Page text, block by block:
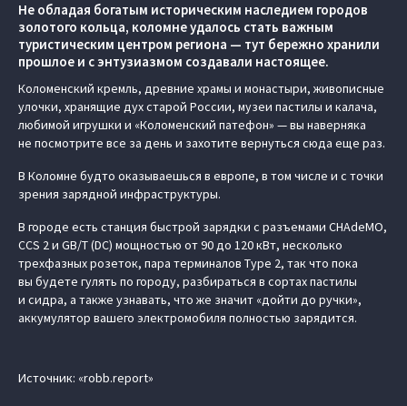
Не обладая богатым историческим наследием городов
золотого кольца, коломне удалось стать важным
туристическим центром региона — тут бережно хранили
прошлое и с энтузиазмом создавали настоящее.
Коломенский кремль, древние храмы и монастыри, живописные
улочки, хранящие дух старой России, музеи пастилы и калача,
любимой игрушки и «Коломенский патефон» — вы наверняка
не посмотрите все за день и захотите вернуться сюда еще раз.
В Коломне будто оказываешься в европе, в том числе и с точки
зрения зарядной инфраструктуры.
В городе есть станция быстрой зарядки с разъемами CHAdeMO,
CCS 2 и GB/T (DC) мощностью от 90 до 120 кВт, несколько
трехфазных розеток, пара терминалов Type 2, так что пока
вы будете гулять по городу, разбираться в сортах пастилы
и сидра, а также узнавать, что же значит «дойти до ручки»,
аккумулятор вашего электромобиля полностью зарядится.
Источник: «robb.report»